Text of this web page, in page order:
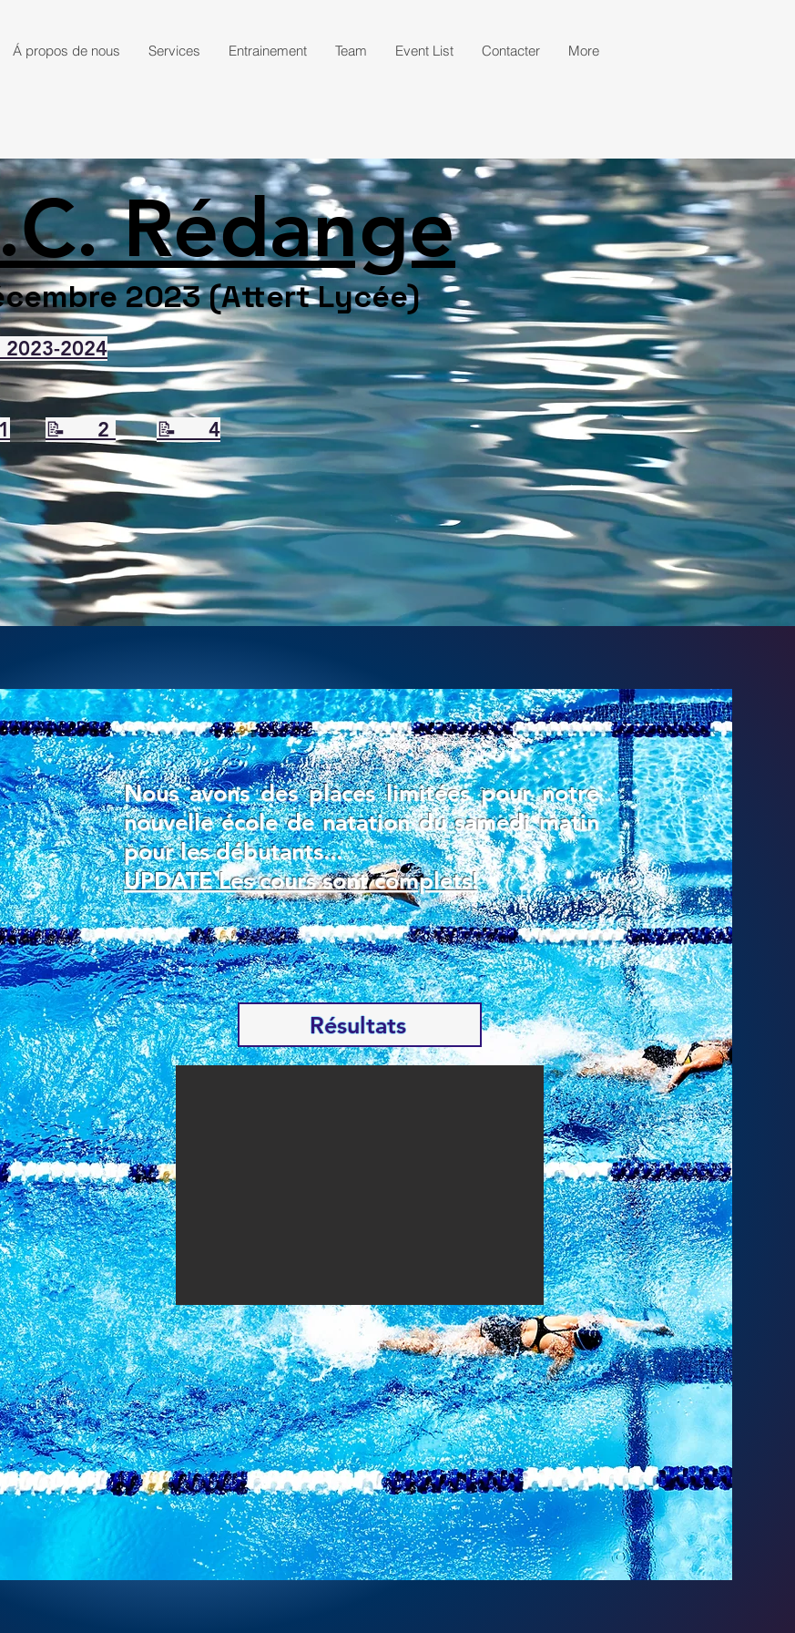
Á propos de nous Services Entrainement Team Event List Contacter More
Rédange
2023 (Attert Lycée)
2024
📝 2 📝 4
Nous avons des places limitées pour notre
nouvelle école de natation du samedi matin
pour les débutants...
UPDATE Les cours sont complets!
Résultats